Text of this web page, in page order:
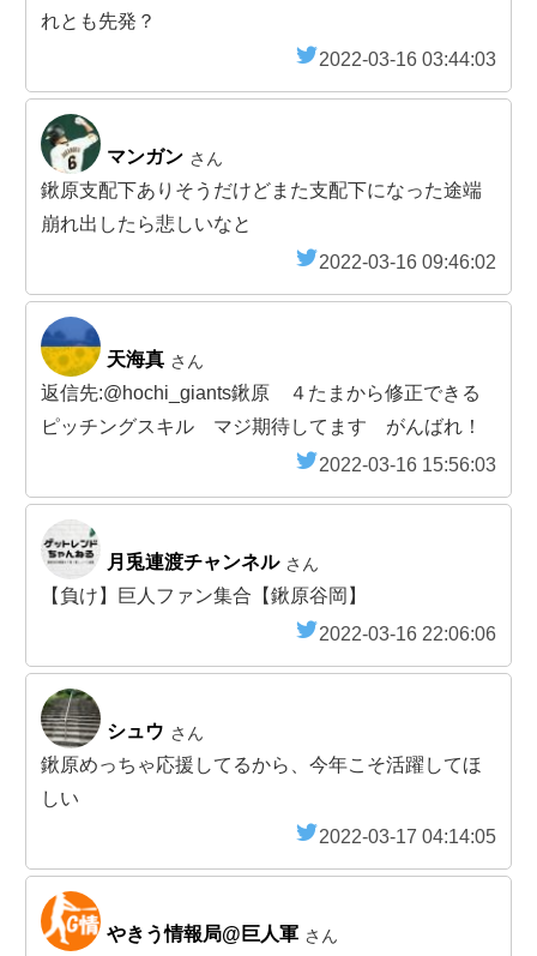
れとも先発？
2022-03-16 03:44:03
マンガン さん
鍬原支配下ありそうだけどまた支配下になった途端
崩れ出したら悲しいなと
2022-03-16 09:46:02
天海真 さん
返信先:@hochi_giants鍬原 ４たまから修正できる
ピッチングスキル マジ期待してます がんばれ！
2022-03-16 15:56:03
月兎連渡チャンネル さん
【負け】巨人ファン集合【鍬原谷岡】
2022-03-16 22:06:06
シュウ さん
鍬原めっちゃ応援してるから、今年こそ活躍してほ
しい
2022-03-17 04:14:05
やきう情報局@巨人軍 さん